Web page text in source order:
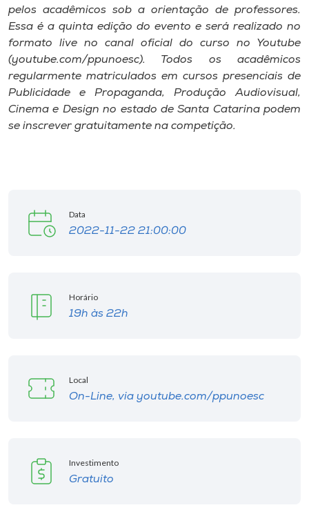
pelos acadêmicos sob a orientação de professores.
Essa é a quinta edição do evento e será realizado no
formato live no canal oficial do curso no Youtube
(youtube.com/ppunoesc). Todos os acadêmicos
regularmente matriculados em cursos presenciais de
Publicidade e Propaganda, Produção Audiovisual,
Cinema e Design no estado de Santa Catarina podem
se inscrever gratuitamente na competição.
Data
2022-11-22 21:00:00
Horário
19h às 22h
Local
On-Line, via youtube.com/ppunoesc
Investimento
Gratuito